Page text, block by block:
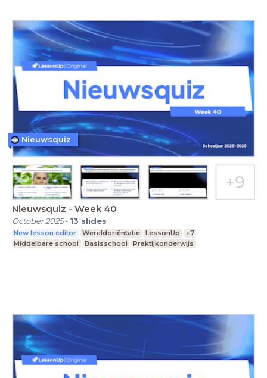
Nieuwsquiz - Week 40
October 2025- 13 slides
New lesson editor Wereldoriëntatie LessonUp
+7
Middelbare school
Basisschool Praktijkonderwijs
Nieuwsquiz